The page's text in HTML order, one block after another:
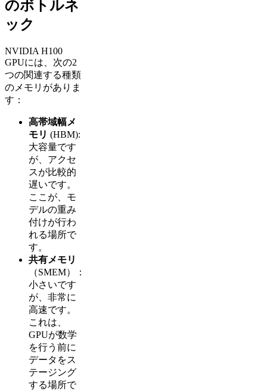
のボトルネ
ック
NVIDIA H100
GPUには、次の2
つの関連する種類
のメモリがありま
す：
高帯域幅メ
モリ (HBM):
大容量です
が、アクセ
スが比較的
遅いです。
ここが、モ
デルの重み
付けが行わ
れる場所で
す。
共有メモリ
（SMEM）：
小さいです
が、非常に
高速です。
これは、
GPUが数学
を行う前に
データをス
テージング
する場所で